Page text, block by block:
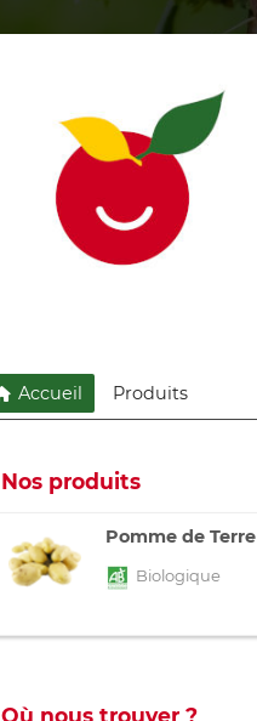
Accueil Produits
Nos produits
Pomme de Terre
Biologique
Où nous trouver ?